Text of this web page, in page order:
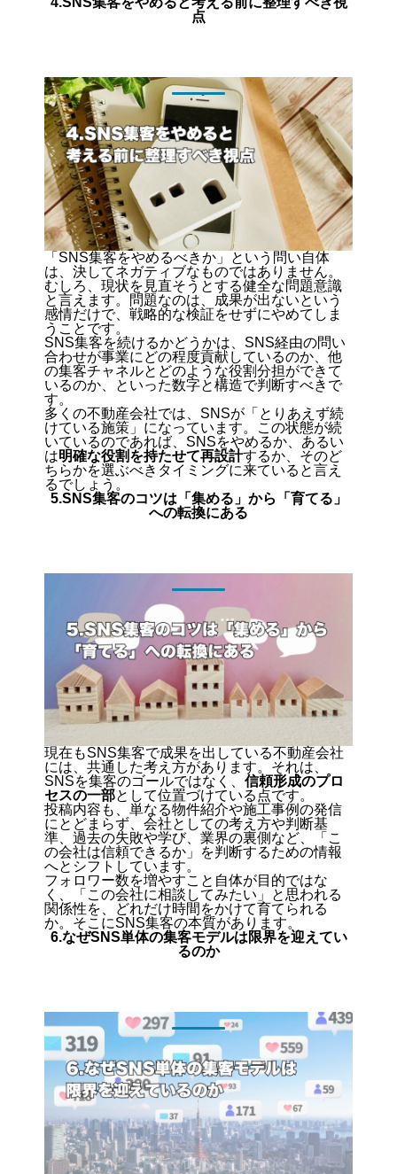
点
「SNS集客をやめるべきか」という問い自体
は、決してネガティブなものではありません。
むしろ、現状を見直そうとする健全な問題意識
と言えます。問題なのは、成果が出ないという
感情だけで、戦略的な検証をせずにやめてしま
うことです。
SNS集客を続けるかどうかは、 SNS経由の問い
合わせが事業にどの程度貢献しているのか、他
の集客チャネルとどのような役割分担ができて
いるのか、といった数字と構造で判断すべき で
す。
多くの不動産会社では、SNSが「とりあえず続
けている施策」になっています。この状態が続
いているのであれば、SNSをやめるか、あるい
は明確な役割を持たせて再設計するか、そのど
ちらかを選ぶべきタイミングに来ていると言え
るでしょう。
5.SNS集客のコツは「集める」から「育てる」
への転換にある
現在もSNS集客で成果を出している不動産会社
には、共通した考え方があります。それは、
SNSを集客のゴールではなく、 信頼形成のプロ
セスの一部として位置づけている点です。
投稿内容も、単なる物件紹介や施工事例の発信
にとどまらず、会社としての考え方や判断基
準、過去の失敗や学び、業界の裏側など、「こ
の会社は信頼できるか」を判断するための情報
へとシフトしています。
フォロワー数を増やすこと自体が目的ではな
く、
「この会社に相談してみたい」と思われる
関係性を、どれだけ時間をかけて育てられる
か。 そこにSNS集客の本質があります。
6.なぜSNS単体の集客モデルは限界を迎えてい
るのか